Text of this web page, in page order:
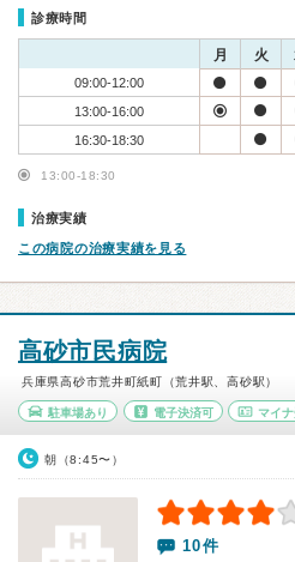
診療時間
月 火
09:00-12:00
13:00-16:00
16:30-18:30
13:00-18:30
治療実績
この病院の治療実績を見る
高砂市民病院
兵庫県高砂市荒井町紙町（荒井駅、高砂駅）
駐車場あり 電子決済可 マイ
朝（8:45〜）
10件